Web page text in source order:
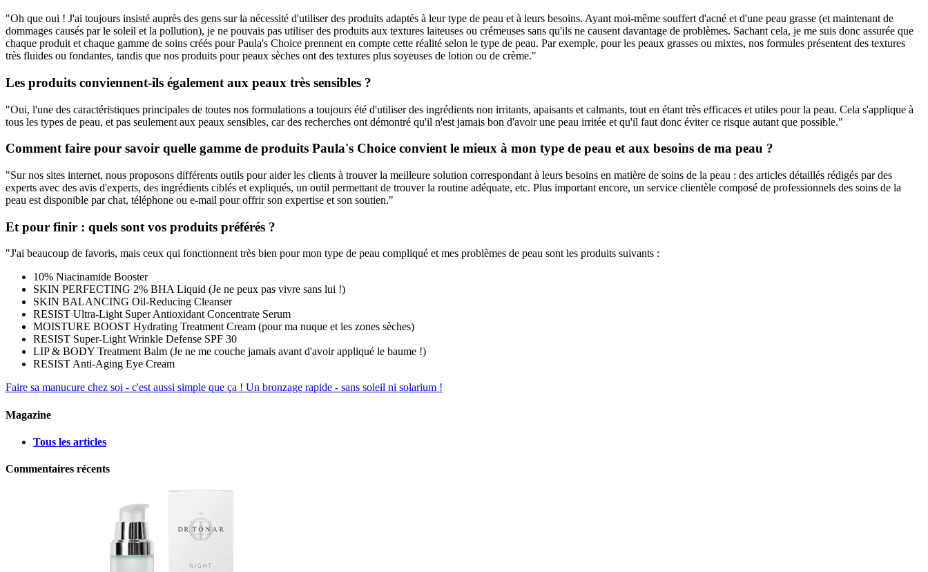
"Oh que oui ! J'ai toujours insisté auprès des gens sur la nécessité d'utiliser des produits adaptés à leur type de peau et à leurs besoins. Ayant moi-même souffert d'acné et d'une peau grasse (et maintenant de
dommages causés par le soleil et la pollution), je ne pouvais pas utiliser des produits aux textures laiteuses ou crémeuses sans qu'ils ne causent davantage de problèmes. Sachant cela, je me suis donc assurée que
chaque produit et chaque gamme de soins créés pour Paula's Choice prennent en compte cette réalité selon le type de peau. Par exemple, pour les peaux grasses ou mixtes, nos formules présentent des textures
très fluides ou fondantes, tandis que nos produits pour peaux sèches ont des textures plus soyeuses de lotion ou de crème."
Les produits conviennent-ils également aux peaux très sensibles ?
"Oui, l'une des caractéristiques principales de toutes nos formulations a toujours été d'utiliser des ingrédients non irritants, apaisants et calmants, tout en étant très efficaces et utiles pour la peau. Cela s'applique à
tous les types de peau, et pas seulement aux peaux sensibles, car des recherches ont démontré qu'il n'est jamais bon d'avoir une peau irritée et qu'il faut donc éviter ce risque autant que possible."
Comment faire pour savoir quelle gamme de produits Paula's Choice convient le mieux à mon type de peau et aux besoins de ma peau ?
"Sur nos sites internet, nous proposons différents outils pour aider les clients à trouver la meilleure solution correspondant à leurs besoins en matière de soins de la peau : des articles détaillés rédigés par des
experts avec des avis d'experts, des ingrédients ciblés et expliqués, un outil permettant de trouver la routine adéquate, etc. Plus important encore, un service clientèle composé de professionnels des soins de la
peau est disponible par chat, téléphone ou e-mail pour offrir son expertise et son soutien."
Et pour finir : quels sont vos produits préférés ?
"J'ai beaucoup de favoris, mais ceux qui fonctionnent très bien pour mon type de peau compliqué et mes problèmes de peau sont les produits suivants :
10% Niacinamide Booster
SKIN PERFECTING 2% BHA Liquid (Je ne peux pas vivre sans lui !)
SKIN BALANCING Oil-Reducing Cleanser
RESIST Ultra-Light Super Antioxidant Concentrate Serum
MOISTURE BOOST Hydrating Treatment Cream (pour ma nuque et les zones sèches)
RESIST Super-Light Wrinkle Defense SPF 30
LIP & BODY Treatment Balm (Je ne me couche jamais avant d'avoir appliqué le baume !)
RESIST Anti-Aging Eye Cream
Faire sa manucure chez soi - c'est aussi simple que ça ! Un bronzage rapide - sans soleil ni solarium !
Magazine
Tous les articles
Commentaires récents